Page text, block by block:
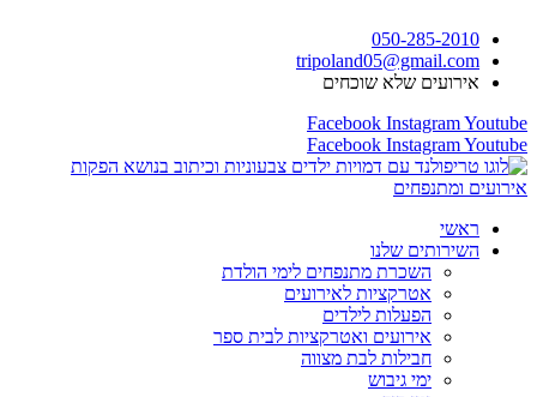
לתוכן
050-285-2010
tripoland05@gmail.com
אירועים שלא שוכחים
Facebook InstagramYoutube
Facebook InstagramYoutube
ראשי
השירותים שלנו
השכרת מתנפחים לימי הולדת
אטרקציות לאירועים
הפעלות לילדים
אירועים ואטרקציות לבית ספר
חבילות לבת מצווה
ימי גיבוש